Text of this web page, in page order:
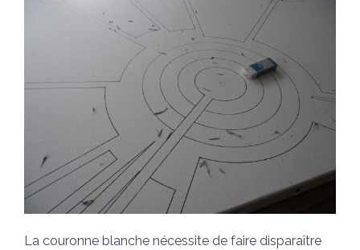
La couronne blanche nécessite de faire disparaître